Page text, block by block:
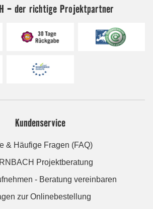
- der richtige Projektpartner
Kundenservice
& Häufige Fragen (FAQ)
Projektberatung
- Beratung vereinbaren
zur Onlinebestellung